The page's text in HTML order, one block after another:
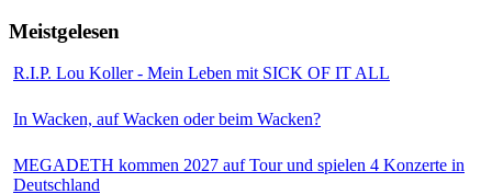
Meistgelesen
R.I.P. Lou Koller - Mein Leben mit SICK OF IT ALL
In Wacken, auf Wacken oder beim Wacken?
MEGADETH kommen 2027 auf Tour und spielen 4 Konzerte in
Deutschland